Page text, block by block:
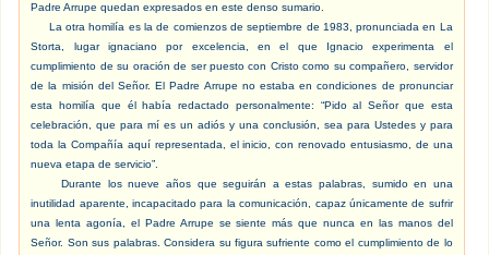
Padre Arrupe quedan expresados en este denso sumario.
La otra homilía es la de comienzos de septiembre de 1983, pronunciada en La
Storta, lugar ignaciano por excelencia, en el que Ignacio experimenta el
cumplimiento de su oración de ser puesto con Cristo como su compañero, servidor
de la misión del Señor. El Padre Arrupe no estaba en condiciones de pronunciar
esta homilía que él había redactado personalmente: “Pido al Señor que esta
celebración, que para mí es un adiós y una conclusión, sea para Ustedes y para
toda la Compañía aquí representada, el inicio, con renovado entusiasmo, de una
nueva etapa de servicio”.
Durante los nueve años que seguirán a estas palabras, sumido en una
inutilidad aparente, incapacitado para la comunicación, capaz únicamente de sufrir
una lenta agonía, el Padre Arrupe se siente más que nunca en las manos del
Señor. Son sus palabras. Considera su figura sufriente como el cumplimiento de lo